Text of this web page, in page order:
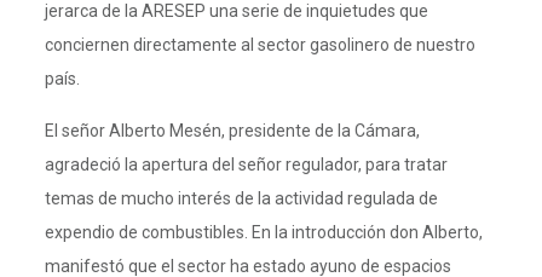
jerarca de la ARESEP una serie de inquietudes que
conciernen directamente al sector gasolinero de nuestro
país.
El señor Alberto Mesén, presidente de la Cámara,
agradeció la apertura del señor regulador, para tratar
temas de mucho interés de la actividad regulada de
expendio de combustibles. En la introducción don Alberto,
manifestó que el sector ha estado ayuno de espacios